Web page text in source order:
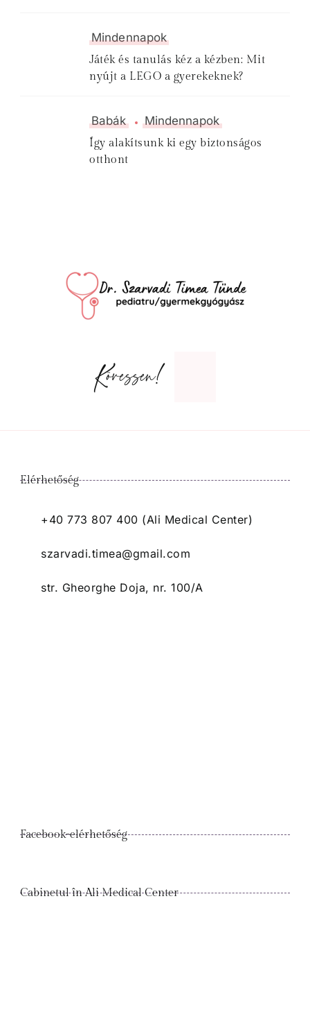
Mindennapok
Játék és tanulás kéz a kézben: Mit
nyújt a LEGO a gyerekeknek?
Babák Mindennapok
Így alakítsunk ki egy biztonságos
otthont
Kövessen!
Elérhetőség
+40 773 807 400 (Ali Medical Center)
szarvadi.timea@gmail.com
str. Gheorghe Doja, nr. 100/A
Facebook-elérhetőség
Cabinetul în Ali Medical Center